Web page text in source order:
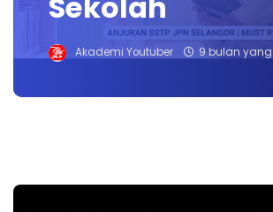
Akademi Youtuber 9 bulan